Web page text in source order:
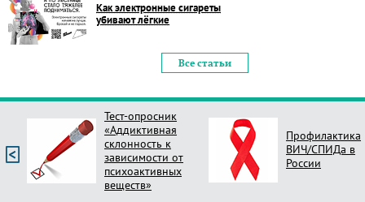
Как электронные сигареты
убивают лёгкие
Все статьи
Тест-опросник
«Аддиктивная
склонность к
зависимости от
психоактивных
веществ»
Профилактика
ВИЧ/СПИДа в
России